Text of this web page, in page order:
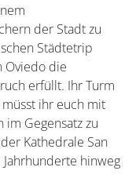
der Stadt zu
Städtetrip
Oviedo die
erfüllt. Ihr Turm
müsst ihr euch mit
Gegensatz zu
Kathedrale San
hinweg